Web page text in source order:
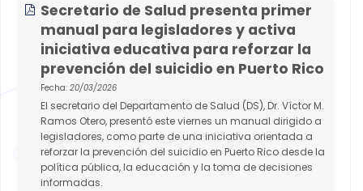
Secretario de Salud presenta primer
manual para legisladores y activa
iniciativa educativa para reforzar la
prevención del suicidio en Puerto Rico
Fecha: 20/03/2026
El secretario del Departamento de Salud (DS), Dr. Víctor M.
Ramos Otero, presentó este viernes un manual dirigido a
legisladores, como parte de una iniciativa orientada a
reforzar la prevención del suicidio en Puerto Rico desde la
política pública, la educación y la toma de decisiones
informadas.